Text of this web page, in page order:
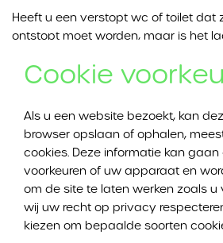
Heeft u een verstopt wc of toilet dat
ontstopt moet worden, maar is het
terecht. Dankzij onze spoeddienst
uitvoeren.
wc of toilet ontstoppen
Een verstopt wc of toilet is erg
belangrijk om zo snel mogelijk te
Cookie
Als u een website bezoekt, kan
browser opslaan of ophalen,
cookies. Deze informatie kan gaan
voorkeuren of uw apparaat en
om de site te laten werken zoals
wij uw recht op privacy
kiezen om bepaalde soorten